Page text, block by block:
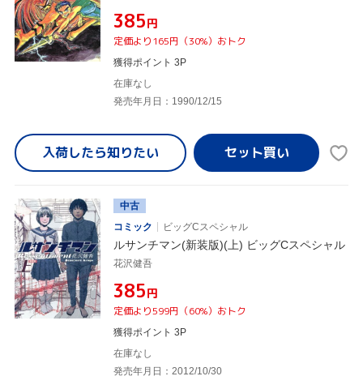
¥385円
定価より165円（30%）おトク
獲得ポイント 3P
在庫なし
発売年月日：1990/12/15
入荷したら知りたい
中古
コミック
ビッグCスペシャル
ルサンチマン(新装版)(上) ビッグCスペシャル
花沢健吾
¥385円
定価より599円（60%）おトク
獲得ポイント 3P
在庫なし
発売年月日：2012/10/30